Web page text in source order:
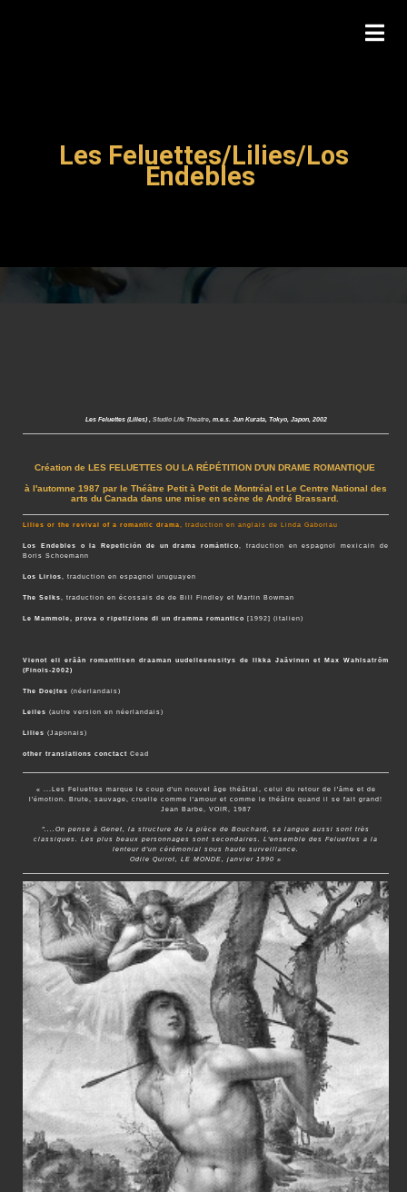
Les Feluettes/Lilies/Los
Endebles
Les Feluettes (Lilies) , Studio Life Theatre, m.e.s. Jun Kurata, Tokyo, Japon, 2002
Création de LES FELUETTES OU LA RÉPÉTITION D'UN DRAME ROMANTIQUE
à l'automne 1987 par le Théâtre Petit à Petit de Montréal et Le Centre National des
arts du Canada dans une mise en scène de André Brassard.
Lilies or the revival of a romantic drama, traduction en anglais de Linda Gaboriau
Los Endebles o la Repetición de un drama romántico, traduction en espagnol mexicain de
Boris Schoemann
Los Lirios, traduction en espagnol uruguayen
The Selks, traduction en écossais de de Bill Findley et Martin Bowman
Le Mammole, prova o ripetizione di un dramma romantico [1992] (italien)
Vienot eli eräân romanttisen draaman uudelleenesitys de Ilkka Jaävinen et Max Wahlsatröm
(Finois-2002)
The Doejtes (néerlandais)
Leiles (autre version en néerlandais)
Lilies (Japonais)
other translations conctact Cead
« ...Les Feluettes marque le coup d'un nouvel âge théâtral, celui du retour de l'âme et de
l'émotion. Brute, sauvage, cruelle comme l'amour et comme le théâtre quand il se fait grand!
Jean Barbe, VOIR, 1987
"....On pense à Genet, la structure de la pièce de Bouchard, sa langue aussi sont très
classiques. Les plus beaux personnages sont secondaires. L'ensemble des Feluettes a la
lenteur d'un cérémonial sous haute surveillance.
Odile Quirot, LE MONDE, janvier 1990 »